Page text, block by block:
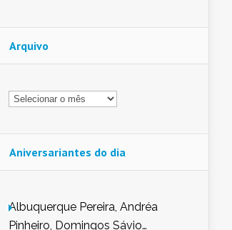
Arquivo
Arquivo
Aniversariantes do dia
Albuquerque Pereira, Andréa
Pinheiro, Domingos Sávio